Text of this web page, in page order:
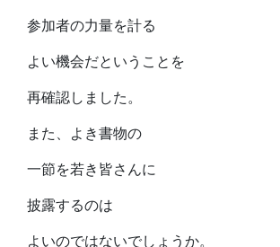
参加者の力量を計る
よい機会だということを
再確認しました。
また、よき書物の
一節を若き皆さんに
披露するのは
よいのではないでしょうか。